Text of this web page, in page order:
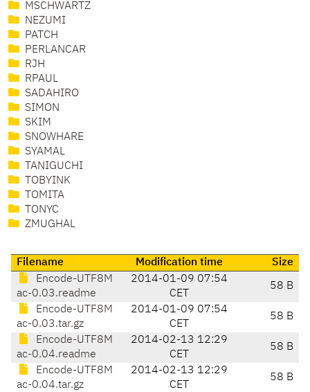
MSCHWARTZ
NEZUMI
PATCH
PERLANCAR
RJH
RPAUL
SADAHIRO
SIMON
SKIM
SNOWHARE
SYAMAL
TANIGUCHI
TOBYINK
TOMITA
TONYC
ZMUGHAL
Filename Modification time
Size
Encode-UTF8M
ac-0.03.readme
2014-01-09 07:54
CET
58 B
Encode-UTF8M
ac-0.03.tar.gz
2014-01-09 07:54
CET
58 B
Encode-UTF8M
ac-0.04.readme
2014-02-13 12:29
CET
58 B
Encode-UTF8M
ac-0.04.tar.gz
2014-02-13 12:29
CET
58 B